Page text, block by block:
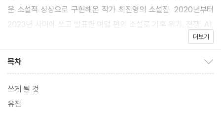
운 소설적 상상으로 구현해온 작가 최진영의 소설집. 2020년부터
2023년 사이에 쓰고 발표한 여덟 편의 소설로 기후 위기, 전쟁, AI,
여성 서사, 젊은 노인, 빈부 격차, 질병권 등 현재를 사는 우리가 내
최진영이 인물과 상황을 달리하며 되물어온 “어떻게 살 것인가”라
는 질문이 또 어떤 새로운 국면에서 펼쳐질지 기대를 모은다.
더보기
목차
쓰게 될 것
유진